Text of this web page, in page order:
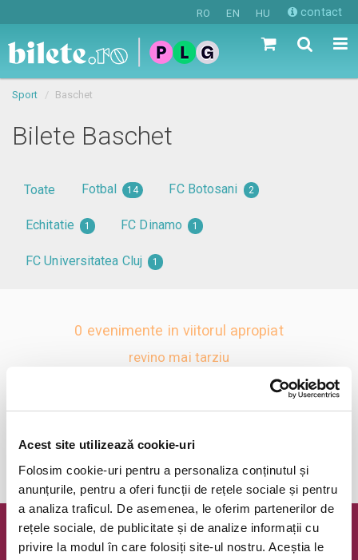
Acest site utilizează cookie-uri
Folosim cookie-uri pentru a personaliza conținutul și
anunțurile, pentru a oferi funcții de rețele sociale și pentru
a analiza traficul. De asemenea, le oferim partenerilor de
rețele sociale, de publicitate și de analize informații cu
privire la modul în care folosiți site-ul nostru. Aceștia le
RO EN HU contact
Sport Baschet
Bilete Baschet
Toate Fotbal 14 FC Botosani 2
Echitatie 1 FC Dinamo 1
FC Universitatea Cluj 1
0 evenimente in viitorul apropiat
revino mai tarziu
Baschet
Newsletter @ Bilete.ro